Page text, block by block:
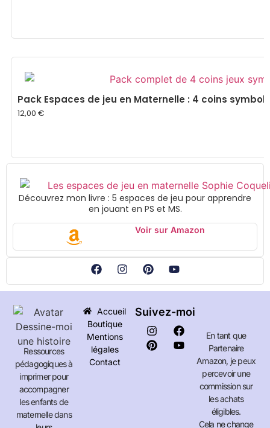
Pack Espaces de jeu en Maternelle : 4 coins
12,00 €
Découvrez mon livre : 5 espaces de jeu pour apprendre
en jouant en PS et MS.
Voir sur Amazon
Ressources
pédagogiques à
imprimer pour
accompagner
les enfants de
maternelle dans
Accueil
Boutique
Mentions
légales
Contact
Suivez-moi
En tant que
Partenaire
Amazon, je peux
percevoir une
commission sur
les achats
éligibles.
Cela ne change